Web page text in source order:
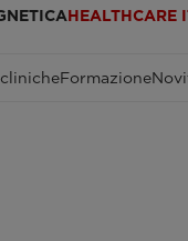
HEALTHCARE
Formazione